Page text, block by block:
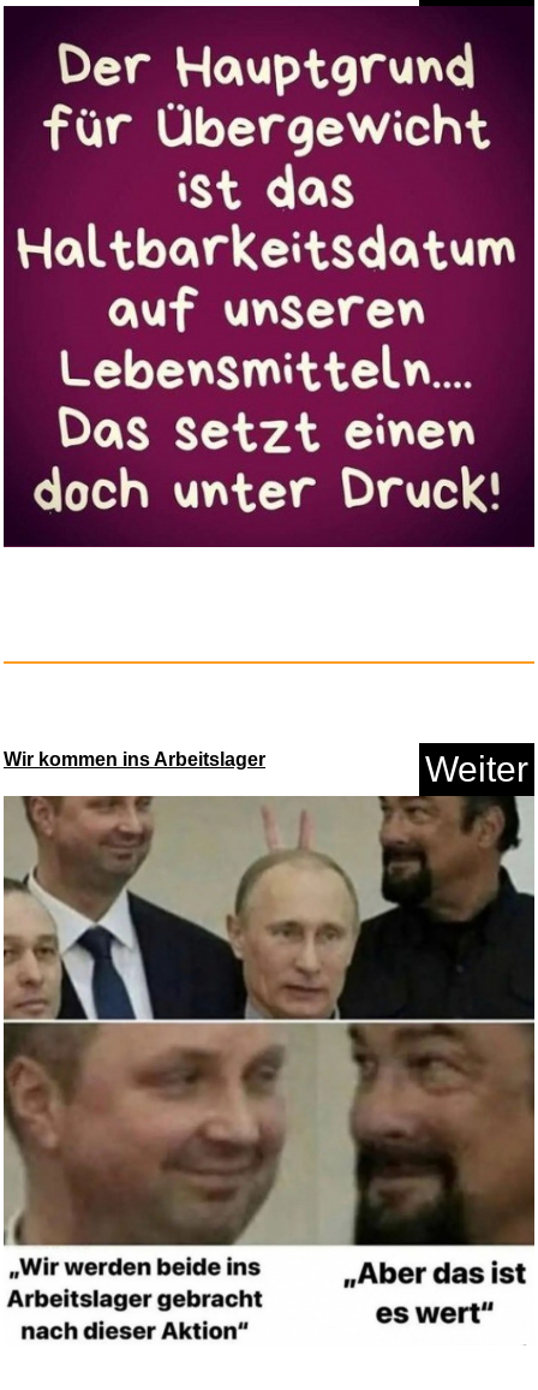
tiptoi® Meine schönsten ...
Anzeige
Anzeige
2 stücke 210mm HSS-Hobelk...
Anzeige
Wir kommen ins Arbeitslager Weiter